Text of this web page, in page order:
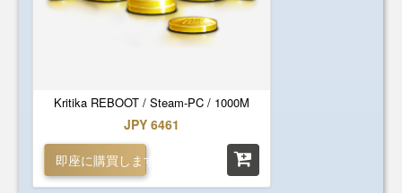
Kritika REBOOT / Steam-PC / 1000M
JPY 6461
即座に購買します